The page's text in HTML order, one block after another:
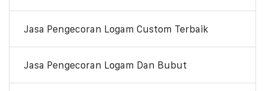
Jasa Pengecoran Logam Custom Terbaik
Jasa Pengecoran Logam Dan Bubut